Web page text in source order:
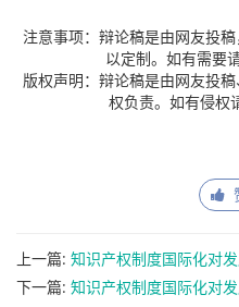
注意事项：辩论稿是由网友投
以定制。如有需要
版权声明：辩论稿是由网友投
权负责。如有侵权
上一篇: 知识产权制度国际化对
下一篇: 知识产权制度国际化对